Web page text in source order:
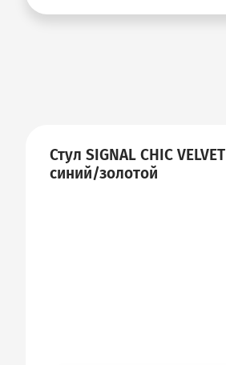
Стул SIGNAL CHIC VELVET
синий/золотой